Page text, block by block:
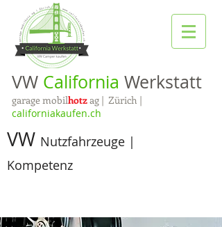
VW California Werkstatt
garage mobilhotzag | Zürich |
californiakaufen.ch
VW Nutzfahrzeuge |
Kompetenz